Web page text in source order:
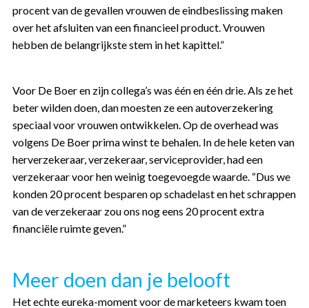
procent van de gevallen vrouwen de eindbeslissing maken
over het afsluiten van een financieel product. Vrouwen
hebben de belangrijkste stem in het kapittel.”
Voor De Boer en zijn collega’s was één en één drie. Als ze het
beter wilden doen, dan moesten ze een autoverzekering
speciaal voor vrouwen ontwikkelen. Op de overhead was
volgens De Boer prima winst te behalen. In de hele keten van
herverzekeraar, verzekeraar, serviceprovider, had een
verzekeraar voor hen weinig toegevoegde waarde. “Dus we
konden 20 procent besparen op schadelast en het schrappen
van de verzekeraar zou ons nog eens 20 procent extra
financiële ruimte geven.”
Meer doen dan je belooft
Het echte eureka-moment voor de marketeers kwam toen